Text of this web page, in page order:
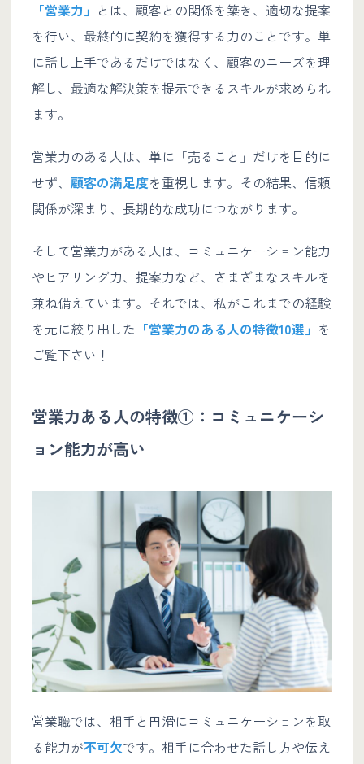
「営業力」 とは、顧客との関係を築き、適切な提案
を行い、最終的に契約を獲得する力のことです。単
に話し上手であるだけではなく、顧客のニーズを理
解し、最適な解決策を提示できるスキルが求められ
ます。
営業力のある人は、単に「売ること」だけを目的に
せず、 顧客の満足度を重視します。その結果、信頼
関係が深まり、長期的な成功につながります。
そして営業力がある人は、コミュニケーション能力
やヒアリング力、提案力など、さまざまなスキルを
兼ね備えています。それでは、私がこれまでの経験
を元に絞り出した 「営業力のある人の特徴10選」 を
ご覧下さい！
営業力ある人の特徴①：コミュニケーシ
ョン能力が高い
営業職では、相手と円滑にコミュニケーションを取
る能力が不可欠です。相手に合わせた話し方や伝え